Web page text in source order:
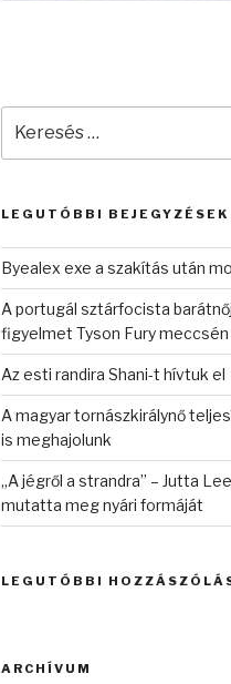
következő
LEGUTÓBBI BEJEGYZÉSEK
Byealex exe a szakítás után
A portugál sztárfocista
figyelmet Tyson Fury meccsén
Az esti randira Shani-t hívtuk el
A magyar tornászkirálynő
is meghajolunk
„A jégről a strandra” – Jutta
mutatta meg nyári formáját
LEGUTÓBBI
ARCHÍVUM